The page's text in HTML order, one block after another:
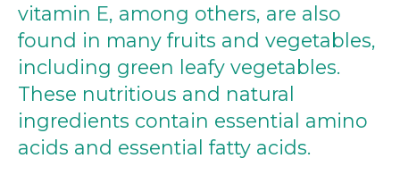
vitamin E, among others, are also
found in many fruits and vegetables,
including green leafy vegetables.
These nutritious and natural
ingredients contain essential amino
acids and essential fatty acids.